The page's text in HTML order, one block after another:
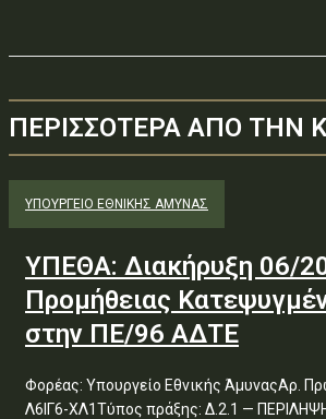
ΠΕΡΙΣΣΟΤΕΡΑ ΑΠΟ ΤΗΝ
ΥΠΟΥΡΓΕΊΟ ΕΘΝΙΚΉΣ ΆΜΥΝΑΣ
ΥΠΕΘΑ: Διακήρυξη 06/
Προμήθειας
στην ΠΕ/96 ΑΔΤΕ
Φορέας: Υπουργείο Εθνικής ΆμυναςΑρ.
Λ6ΙΓ6-ΧΛ1Τύπος πράξης: Δ.2.1 —